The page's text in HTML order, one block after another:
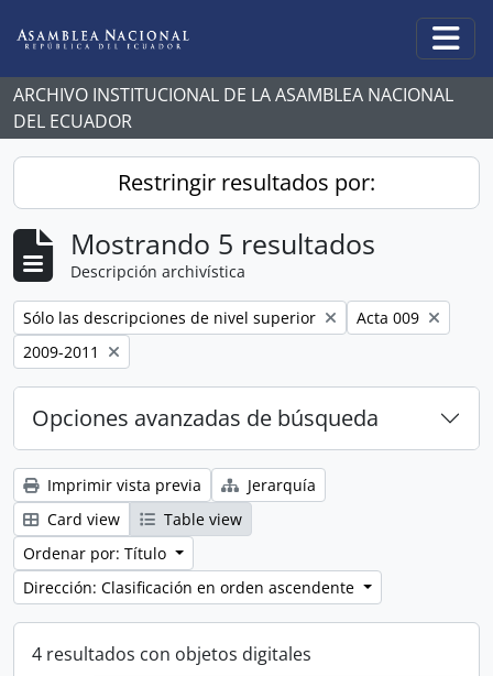
ARCHIVO INSTITUCIONAL DE LA ASAMBLEA NACIONAL
DEL ECUADOR
Restringir resultados por:
Mostrando 5 resultados
Descripción archivística
Remove filter:
Sólo las descripciones de nivel superior Remove filter:
Acta 009
Remove filter:
2009-2011
Opciones avanzadas de búsqueda
Imprimir vista previa
Jerarquía
Card view
Table view
Ordenar por: Título
Dirección: Clasificación en orden ascendente
4 resultados con objetos digitales